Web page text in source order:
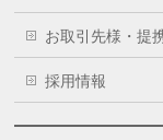
お取引先様・提
採用情報